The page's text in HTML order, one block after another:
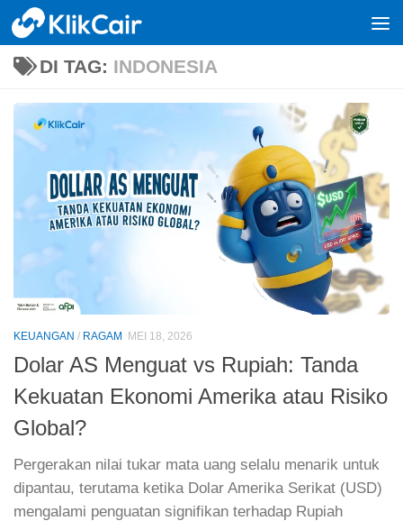
Skip to content
DI TAG: INDONESIA
KEUANGAN / RAGAM MEI 18, 2026
Dolar AS Menguat vs Rupiah: Tanda
Kekuatan Ekonomi Amerika atau Risiko
Global?
Pergerakan nilai tukar mata uang selalu menarik untuk
dipantau, terutama ketika Dolar Amerika Serikat (USD)
mengalami penguatan signifikan terhadap Rupiah